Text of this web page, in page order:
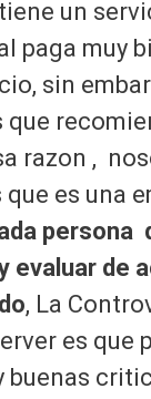
un
paga muy
sin
razon ,
es una
persona
evaluar de
, La
es que
buenas